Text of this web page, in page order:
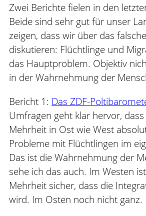
Zwei Berichte fielen in den
Beide sind sehr gut für unser
zeigen, dass wir über das
diskutieren: Flüchtlinge und
das Hauptproblem. Objektiv
in der Wahrnehmung der
Bericht 1: Das ZDF-
Umfragen geht klar hervor,
Mehrheit in Ost wie West
Probleme mit Flüchtlingen im
Das ist die Wahrnehmung der
sehe ich das auch. Im Westen
Mehrheit sicher, dass die
wird. Im Osten noch nicht ganz.